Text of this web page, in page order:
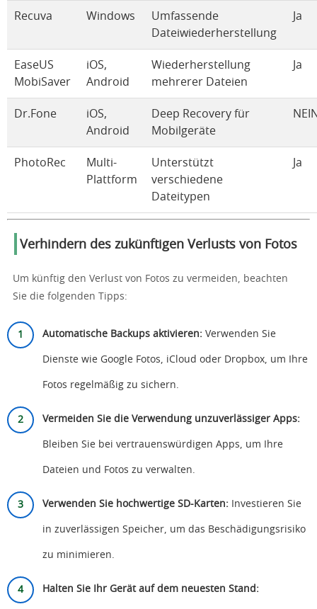
Recuva Windows
Umfassende
Dateiwiederherstellung
Ja
EaseUS
MobiSaver
iOS,
Android
Wiederherstellung
mehrerer Dateien
Ja
Dr.Fone
iOS,
Android
Deep Recovery für
Mobilgeräte
PhotoRec
Multi-
Plattform
Unterstützt
verschiedene
Dateitypen
Ja
Verhindern des zukünftigen Verlusts von Fotos
Um künftig den Verlust von Fotos zu vermeiden, beachten
Sie die folgenden Tipps:
Automatische Backups aktivieren: Verwenden Sie
Dienste wie Google Fotos, iCloud oder Dropbox, um Ihre
Fotos regelmäßig zu sichern.
Vermeiden Sie die Verwendung unzuverlässiger Apps:
Bleiben Sie bei vertrauenswürdigen Apps, um Ihre
Dateien und Fotos zu verwalten.
Verwenden Sie hochwertige SD-Karten: Investieren Sie
in zuverlässigen Speicher, um das Beschädigungsrisiko
zu minimieren.
Halten Sie Ihr Gerät auf dem neuesten Stand: